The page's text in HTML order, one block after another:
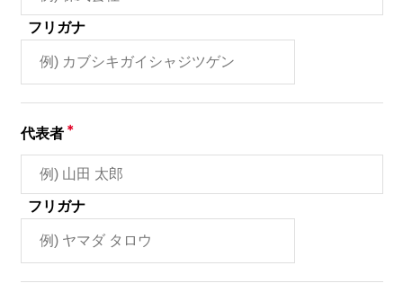
フリガナ
代表者＊
フリガナ